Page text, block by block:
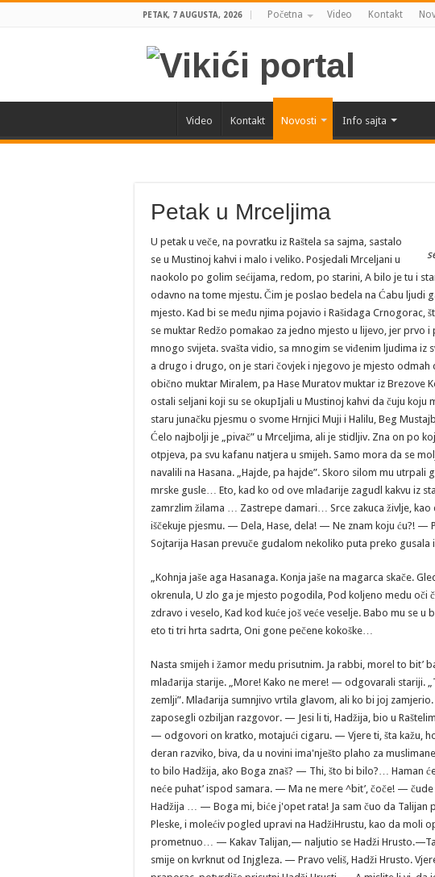
PETAK, 7 AUGUSTA, 2026 Početna Video Kontakt
Video Kontakt Novosti Info sajta
Petak u Mrceljima
U petak u veče, na povratku iz Raštela sa sajma, sastalo
se u Mustinoj kahvi i malo i veliko. Posjedali Mrceljani u
naokolo po golim sećijama, redom, po starini, A bilo je tu i
odavno na tome mjestu. Čim je poslao bedela na Ćabu ljudi
mjesto. Kad bi se među njima pojavio i Rašidaga Crnogorac,
se muktar Redžo pomakao za jedno mjesto u lijevo, jer prvo
mnogo svijeta. svašta vidio, sa mnogim se viđenim ljudima
a drugo i drugo, on je stari čovjek i njegovo je mjesto odmah
obično muktar Miralem, pa Hase Muratov muktar iz Brezove
ostali seljani koji su se okupIjali u Mustinoj kahvi da čuju
staru junačku pjesmu o svome Hrnjici Muji i Halilu, Beg
Ćelo najbolji je „pivač” u Mrceljima, ali je stidljiv. Zna on po
otpjeva, pa svu kafanu natjera u smijeh. Samo mora da se
navalili na Hasana. „Hajde, pa hajde”. Skoro silom mu utrpali
mrske gusle… Eto, kad ko od ove mlađarije zagudl kakvu iz
zamrzlim žilama … Zastrepe damari… Srce zakuca življe,
iščekuje pjesmu. — Dela, Hase, dela! — Ne znam koju ću?!
Sojtarija Hasan prevuče gudalom nekoliko puta preko
„Kohnja jaše aga Hasanaga. Konja jaše na magarca skače.
okrenula, U zlo ga je mjesto pogodila, Pod koljeno medu oči
zdravo i veselo, Kad kod kuće još veće veselje. Babo mu se
eto ti tri hrta sadrta, Oni gone pečene kokoške…
Nasta smijeh i žamor medu prisutnim. Ja rabbi, morel to bit’ baš, pa da su oni pečene kokoši gonili? — pita mlađarija starije. „More! Kako ne mere! — odgovarali stariji. „To je bio takav vakat, kad su „evlije” hodale po zemlji”. Mlađarija sumnjivo vrtila glavom, ali ko bi joj zamjerio. Mladoludo, pa ga prenosi pamet. Stariji Ijudi zaposegli ozbiljan razgovor. — Jesi li ti, Hadžija, bio u Raštelima na sajmu? — pitaju Hadžiju. — Jah, bio sam! — odgovori on kratko, motajući cigaru. — Vjere ti, šta kažu, hoćel’ bit’ rata j'opet? — A eto, njekakav se deran razviko, biva, da u novini ima'nješto plaho za muslimane. — Jami, ban! — čudili se Mrceljani. — A što bi to bilo Hadžija, ako Boga znaš? — Thi, što bi bilo?… Haman će Ćemal prignječit Hungariju, a ni Nimačkoj neće puhat’ ispod samara. — Ma ne mere ^bit’, čoče! — čude se zadivljeni slušaoci. — Ja kako?! — potvrduje Hadžija … — Boga mi, biće j'opet rata! Ja sam čuo da Talijan plaho prijeti. — upade u riječ Hase, muktar sa Pleske, i molećiv pogled upravi na HadžiHrustu, kao da moli oproštenje, ako je ovom besjedom prometnuo… — Kakav Talijan,— naljutio se Hadži Hrusto.—Talijan jede džabe… hm, mal ne rekoh šta… Ne smije on kvrknut od Injgleza. — Pravo veliš, Hadži Hrusto. Vjere mi, ta ti je na mjestu. Nije ni Injglez mačkov praporac. potvrdiše prisutni Hadži Hrusti. — A mislite li vi, da je Albanez mačji? Ha? — nadoveza Hadži Hrusto i baci upitljiv pogled na prisutne. — Molićemo, HadžiHrustaga, jel’ de, i tamo su muslimani? — Ja, šta misliš ti? Ljuti Albanez ko zmija Ijuta, sve sami Turčin, šućur el hamdulillahi. — E, onda, Hadžaga, bireć, da se oni boje njihova hršuma. — I te kako! — pobjedonosno mahnu rukom HadžiHrusto. — Zali nam kahve, Musto! — naredi muktar Redžo… — Ih, Hadžiia brate, đi ne uze te novine?! — pitaju ožaIošćeni Mrceljani. — Ja, šta mislite vil — Ma ne mere bit’? — Kažem vam … — Beaferim, Hadžaga! Hadži Hrusto izvadi novine iz nutarnjeg džepa svoga kaputa, a poslije toga i đozluke, što ih je u prošli petak kupio od Arifa staretinara za dvadeset forinti i natače ih na nos. Za jaračile godine, pa oči obnevidile, ali opet, opet! Ponajlak a poteke, srce si moje drago; sani sobom govoraše Hadži Hrusto. I ćorava koka đekad zrno nađe, pa i mi ihtijari… Ako i nismo posrkali sve potoke mudrosti, nama je naša pamet dotekla… I još kako… Ne pamtim da je i jednom mome akranu navučena luda košulja, a danas ova miadarija, biva, budali iz dana u dan… Vješaju se, ah, kolju se, truju se, vode ih u lude kuće, a sve je to, biva. od prevelike i preteške pameti… Kad Hadžija govori, Mrceljani se uklipe. Ni starijima teško da se koja preturi preko usta. A mlađarija? O njoj ni govora nema, jer Hadžija odmah dočeka. „Dur bre! Zatvori te vratnice”…, pa te onda oblije stid, i kapa ti oteža na glavi, jer „pečenjak mora da zrije do kuruza… I prije toga nije za meljaje”… Ne trpi to Hadžija, pa kvit poso. A svakojakih se ljudi nađe u kahvi. Eto onaj Hase Muratov, bio bi i čojek i moglo bi se s njime i razgovarati, samo da se ne pravi previše pametan. Osobito otkako ga izabraše za muktara u Brezovoj Kosi. Ko đoja, čojk pismen, a vlast ko vlast… Ona misli ako je pismen, da mu je i pamet u redu. Pa hajde nek Hase Muratov bude muktar … ,,Eh, hajde,” veli i Hadžija, kad je bio pozvan u kotar. „Ali ljudi, kažem vam, bolje je da dadete muhur njegovu šaronji, a Hase je, asli, stvoren da pase travu”. Veli on to prijestojniku brk u brk. Pa se odatle napravio čitav kijamet. Vlast ko vlast… Ona hoće da je njena prva. Pa nek i bude. Eto nek bude Hase Muratov muktar. I tako je, eto Hase Muratov postao muktar. I od tada i on dolazi u kahvu. Pa i večeras. A nije to Hadžiji ni malo DO volji… A evo zašto. Hadžija često puta ima običaj uzeti novine u ruke u Mustinoj kahvi, ali ko će ih čitati, kad muktar Hase sa svoga mjesta iza furune ne da” ni probijeliti. Eto, on isti Hase Muratov, zna bolje čak iza furune šta u novini piše, nego li Hadžija koji čita, pa tek što Hadžija počne, a muktar Hase završava svaku riječ. Eto u tome grmu leži zec — Počni, Hadžija! — mole Mrceljani. — Stante, Ijudi! Nije hiće! — Ama, br'te, bogme, Hadžaga, hića je, kako nije. Ne mere se čekat'…, upada mu mu u riječ Muktar Redžo. — Sabur, efendum, sabur! Ponajlak, srce si moje drago, ponajlak, da nađem ono biva ako bude, — kroz blag, pritajen i zadovoljan osmijeh branio se Hadžija. U kahvi zavladala grobna tišina, samo se čuje mjestimično hroptanje staračkih prsiju. Neko bi rado i kahnuo, ali više voli da se pritaji… Vole Mrceljani da ćuju za sve što se u svijetu radi i događa. I Hadži Hrusto otpoče. Tamo iza uvodnika, nekog provincijskog dnevnika, jedan stupac nosio je naslov — Odnos S. H. S. i ltalije — Bombastični i dugi naslov uvodnika prisili Hadžiju da prevrne list… — Ne premeći, Hadžija, ako Boga znaš! — zavapiše Mrceljani. „Po redu, vjere ti”. E ne biva, biva, nego po redu, izusti i Hadžija i smrče se. „Hm, biva, vodenak kaže: Odnas S. H. S … Šta mu je ovo, šejtani ga znali… Aha!… prisjeti se Hadžija … S. H. S. To je biva SinHaSin … — Jah, jah, sin Hasin! dopunjuje ga i ispravlja Hase Muratov iza furune. — Ama, stani, Hase, majka mu stara, ne daš čojku ni da čita!… upletoše se drugi… — Ne velim ja, Ijudi, ništa! — branio se Hase. — Ama, kako ne veliš? — ražesti se i Hadži Hrusto. — Ne velim, lijepo! Što je to, rijećemo, što ja kažem .„Sin Hasin”. — Ma nije to ništa, čoče, al’ ti ne znaš, a govoriš! — Šta ne znam? — uvrijedi se muktar Hase (Muratov). — Ne znaš to! — Zar to što si čito, Hadžaga? — Pa jah! — Ama nijesam ni ja paso po svijetskim travnjacima! — E, još si zelen, sokole, ko zelena trava u gori zelenoj! — dočeka ga Hadži Hrusto. Još ti, dragoviću moj, slušaj što .pametni Ijudi govore. i beri, beri, pa u vreću meći, trebaće ti! —